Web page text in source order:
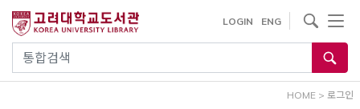
건
통합검색
LOGIN ENG
사이트내 검색
HOME > 로그인